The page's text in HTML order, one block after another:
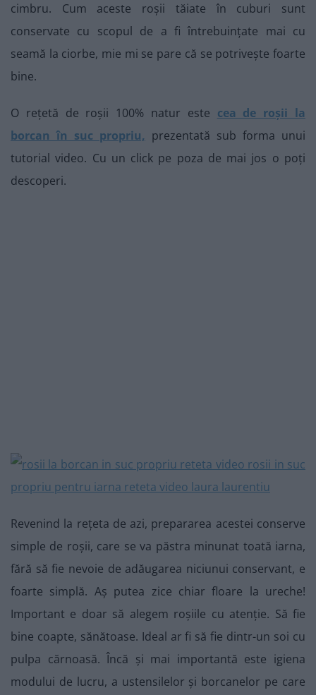
cimbru. Cum aceste roșii tăiate în cuburi sunt
conservate cu scopul de a fi întrebuințate mai cu
seamă la ciorbe, mie mi se pare că se potrivește foarte
bine.
O rețetă de roșii 100% natur este cea de roșii la
borcan în suc propriu, prezentată sub forma unui
tutorial video. Cu un click pe poza de mai jos o poți
descoperi.
Revenind la rețeta de azi, prepararea acestei conserve
simple de roșii, care se va păstra minunat toată iarna,
fără să fie nevoie de adăugarea niciunui conservant, e
foarte simplă. Aș putea zice chiar floare la ureche!
Important e doar să alegem roșiile cu atenție. Să fie
bine coapte, sănătoase. Ideal ar fi să fie dintr-un soi cu
pulpa cărnoasă. Încă și mai importantă este igiena
modului de lucru, a ustensilelor și borcanelor pe care